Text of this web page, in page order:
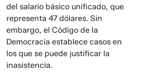
del salario básico unificado, que
representa 47 dólares. Sin
embargo, el Código de la
Democracia establece casos en
los que se puede justificar la
inasistencia.